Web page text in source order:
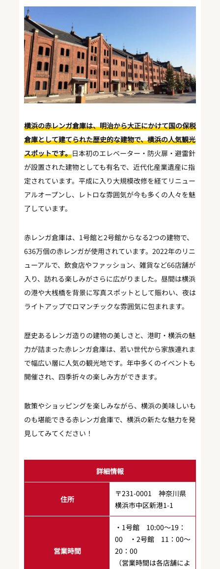
横浜の赤レンガ倉庫は、明治から大正にかけて国の保税
倉庫として建てられた歴史的な建物で、横浜の人気観光
スポットです。日本初のエレベーター・防火扉・避雷針
が設置された建物としても有名で、近代化産業遺産に指
定されています。平成に入り大規模改修を経てリニュー
アルオープンし、レトロな雰囲気が今も多くの人々を魅
了しています。
赤レンガ倉庫は、1号館と2号館からなる2つの建物で、
636万個の赤レンガが使用されています。2022年のリニ
ューアルで、飲食店やファッション、雑貨など66店舗が
入り、訪れる楽しみがさらに広がりました。昼間は横浜
の港や大桟橋を背景に写真スポットとして賑わい、夜は
ライトアップでロマンチックな雰囲気に包まれます。
歴史あるレンガ造りの建物の美しさと、港町・横浜の魅
力が詰まった赤レンガ倉庫は、若い世代から家族連れま
で幅広い層に人気の観光地です。年中多くのイベントも
開催され、四季折々の楽しみ方ができます。
散策やショッピングを楽しみながら、横浜の美味しいも
のも堪能できる赤レンガ倉庫で、横浜の新たな魅力を発
見してみてください！
詳細情報
住所
〒231-0001 神奈川県
横浜市中区新港1-1
営業時間
・1号館 10:00～19：
00 ・2号館 11：00～
20：00
（営業時間は各店舗によ